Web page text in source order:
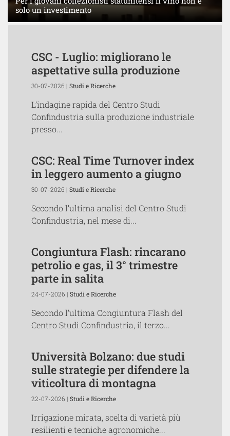
solo un investimento
CSC - Luglio: migliorano le
aspettative sulla produzione
30-07-2026 | Studi e Ricerche
L’indagine rapida del Centro Studi
Confindustria sulla produzione industriale
presso...
CSC: Real Time Turnover index
in leggero aumento a giugno
30-07-2026 | Studi e Ricerche
Secondo l’ultima analisi del Centro Studi
Confindustria, nel mese di...
Congiuntura Flash: rincarano
petrolio e gas, il 3° trimestre
parte in salita
24-07-2026 | Studi e Ricerche
Secondo l’ultima Congiuntura Flash del
Centro Studi Confindustria, il terzo...
Università Bolzano: due studi
sulle strategie per difendere la
viticoltura di montagna
22-07-2026 | Studi e Ricerche
Irrigazione mirata, scelta di varietà più
resilienti e tecniche agronomiche...